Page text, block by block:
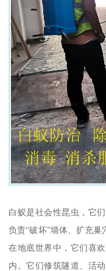
白蚁是社会性昆虫，它
负责“破坏”墙体、扩充
在地底世界中，它们喜
内。它们修筑隧道、活